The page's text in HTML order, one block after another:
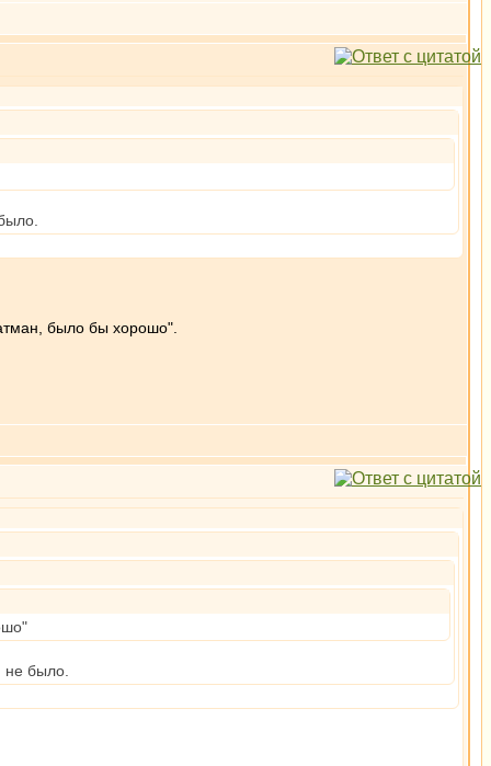
было бы хорошо".
не было.